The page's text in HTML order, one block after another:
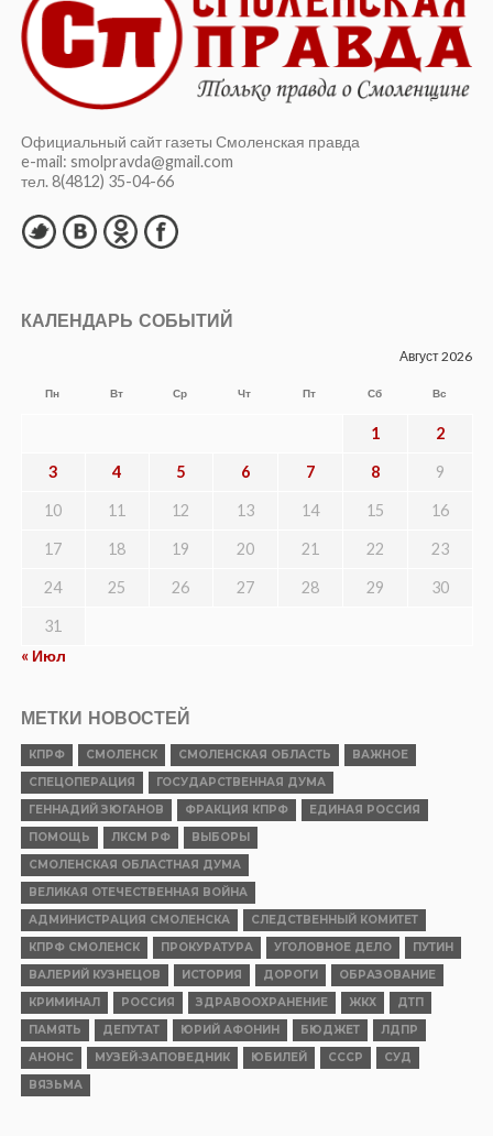
Официальный сайт газеты Смоленская правда
e-mail: smolpravda@gmail.com
тел. 8(4812) 35-04-66
КАЛЕНДАРЬ СОБЫТИЙ
Август 2026
Пн Вт Ср Чт Пт Сб Вс
1 2
3 4 5 6 7 8 9
10 11 12 13 14 15 16
17 18 19 20 21 22 23
24 25 26 27 28 29 30
31
« Июл
МЕТКИ НОВОСТЕЙ
КПРФ СМОЛЕНСК СМОЛЕНСКАЯ ОБЛАСТЬ
ВАЖНОЕ
СПЕЦОПЕРАЦИЯ
ГОСУДАРСТВЕННАЯ ДУМА
ГЕННАДИЙ ЗЮГАНОВ
ФРАКЦИЯ КПРФ
ЕДИНАЯ РОССИЯ
ПОМОЩЬ
ЛКСМ РФ
ВЫБОРЫ
СМОЛЕНСКАЯ ОБЛАСТНАЯ ДУМА
ВЕЛИКАЯ ОТЕЧЕСТВЕННАЯ ВОЙНА
АДМИНИСТРАЦИЯ СМОЛЕНСКА
СЛЕДСТВЕННЫЙ КОМИТЕТ
КПРФ СМОЛЕНСК
ПРОКУРАТУРА УГОЛОВНОЕ ДЕЛО
ПУТИН
ВАЛЕРИЙ КУЗНЕЦОВ
ИСТОРИЯ ДОРОГИ
ОБРАЗОВАНИЕ
КРИМИНАЛ
РОССИЯ ЗДРАВООХРАНЕНИЕ ЖКХ
ДТП
ПАМЯТЬ
ДЕПУТАТ ЮРИЙ АФОНИН БЮДЖЕТ
ЛДПР
АНОНС
МУЗЕЙ-ЗАПОВЕДНИК ЮБИЛЕЙ СССР
СУД
ВЯЗЬМА